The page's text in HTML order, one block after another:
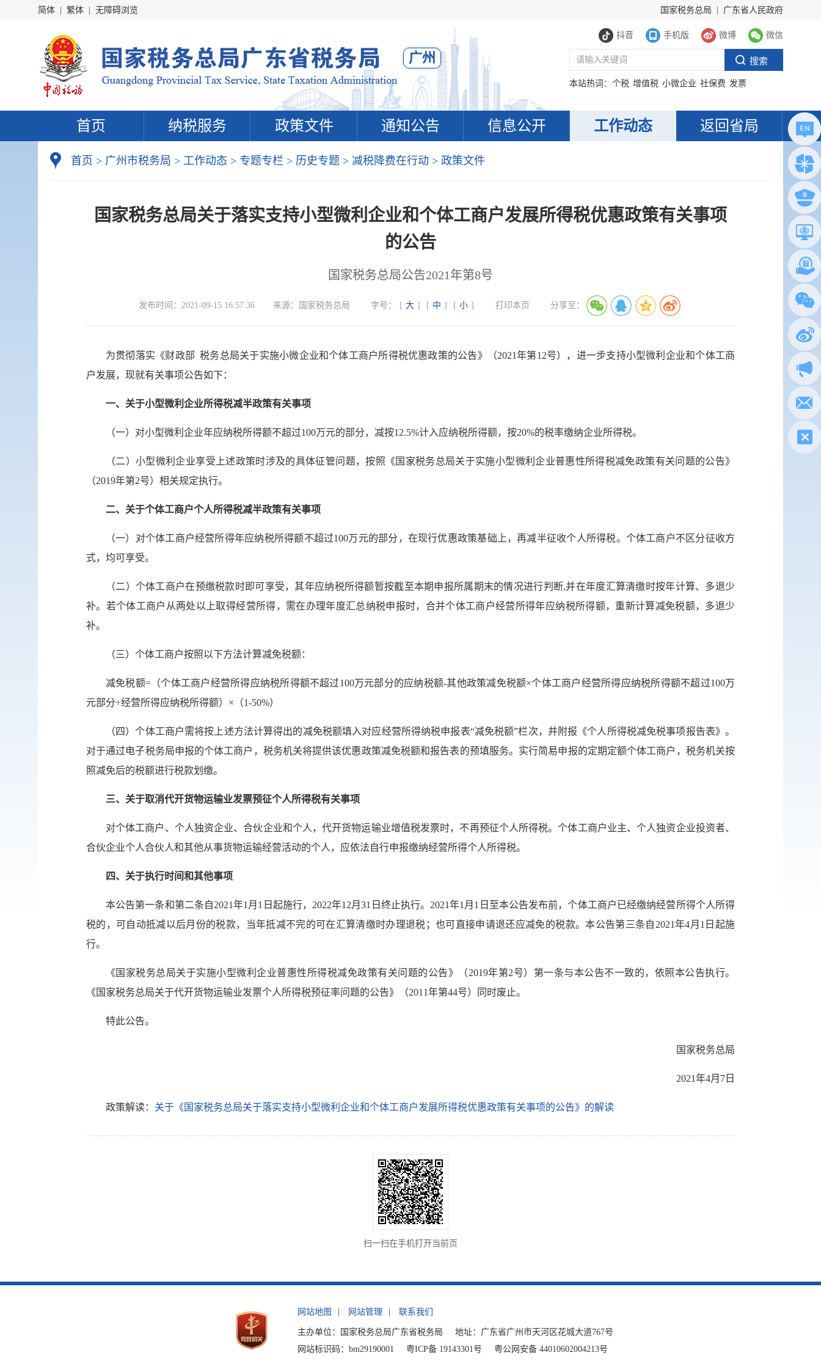
简体 繁体 无障碍浏览 国家税务总局 广东省人民政府
抖音 手机版 微博 微信
广州
本站热词： 个税 增值税 小微企业 社保费 发票
首页 纳税服务 政策文件 通知公告 信息公开 工作动态 返回省局
首页 > 广州市税务局 > 工作动态 > 专题专栏 > 历史专题 > 减税降费在行动 > 政策文件
国家税务总局关于落实支持小型微利企业和个体工商户发展所得税优惠政策有关事项
的公告
国家税务总局公告2021年第8号
发布时间： 2021-09-15 16:57:36 来源： 国家税务总局 字号： [ 大 ] [ 中 ] [ 小 ] 打印本页 分享至：
为贯彻落实《财政部 税务总局关于实施小微企业和个体工商户所得税优惠政策的公告》（2021年第12号），进一步支持小型微利企业和个体工商
户发展，现就有关事项公告如下：
一、关于小型微利企业所得税减半政策有关事项
（一）对小型微利企业年应纳税所得额不超过100万元的部分，减按12.5%计入应纳税所得额，按20%的税率缴纳企业所得税。
（二）小型微利企业享受上述政策时涉及的具体征管问题，按照《国家税务总局关于实施小型微利企业普惠性所得税减免政策有关问题的公告》
（2019年第2号）相关规定执行。
二、关于个体工商户个人所得税减半政策有关事项
（一）对个体工商户经营所得年应纳税所得额不超过100万元的部分，在现行优惠政策基础上，再减半征收个人所得税。个体工商户不区分征收方
式，均可享受。
（二）个体工商户在预缴税款时即可享受，其年应纳税所得额暂按截至本期申报所属期末的情况进行判断,并在年度汇算清缴时按年计算、多退少
补。若个体工商户从两处以上取得经营所得，需在办理年度汇总纳税申报时，合并个体工商户经营所得年应纳税所得额，重新计算减免税额，多退少
补。
（三）个体工商户按照以下方法计算减免税额：
减免税额=（个体工商户经营所得应纳税所得额不超过100万元部分的应纳税额-其他政策减免税额×个体工商户经营所得应纳税所得额不超过100万
元部分÷经营所得应纳税所得额）×（1-50%）
（四）个体工商户需将按上述方法计算得出的减免税额填入对应经营所得纳税申报表“减免税额”栏次，并附报《个人所得税减免税事项报告表》。
对于通过电子税务局申报的个体工商户，税务机关将提供该优惠政策减免税额和报告表的预填服务。实行简易申报的定期定额个体工商户，税务机关按
照减免后的税额进行税款划缴。
三、关于取消代开货物运输业发票预征个人所得税有关事项
对个体工商户、个人独资企业、合伙企业和个人，代开货物运输业增值税发票时，不再预征个人所得税。个体工商户业主、个人独资企业投资者、
合伙企业个人合伙人和其他从事货物运输经营活动的个人，应依法自行申报缴纳经营所得个人所得税。
四、关于执行时间和其他事项
本公告第一条和第二条自2021年1月1日起施行，2022年12月31日终止执行。2021年1月1日至本公告发布前，个体工商户已经缴纳经营所得个人所得
税的，可自动抵减以后月份的税款，当年抵减不完的可在汇算清缴时办理退税；也可直接申请退还应减免的税款。本公告第三条自2021年4月1日起施
行。
《国家税务总局关于实施小型微利企业普惠性所得税减免政策有关问题的公告》（2019年第2号）第一条与本公告不一致的，依照本公告执行。
《国家税务总局关于代开货物运输业发票个人所得税预征率问题的公告》（2011年第44号）同时废止。
特此公告。
国家税务总局
2021年4月7日
政策解读： 关于《国家税务总局关于落实支持小型微利企业和个体工商户发展所得税优惠政策有关事项的公告》的解读
扫一扫在手机打开当前页
网站地图 网站管理 联系我们
主办单位：国家税务总局广东省税务局
地址：广东省广州市天河区花城大道767号
网站标识码：bm29190001
粤ICP备 19143301号 粤公网安备 44010602004213号
总局
政务
执法
电子
税惠通